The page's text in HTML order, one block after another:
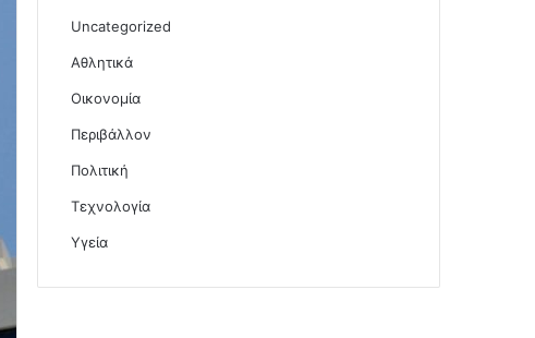
Uncategorized
Αθλητικά
Οικονομία
Περιβάλλον
Πολιτική
Τεχνολογία
Υγεία